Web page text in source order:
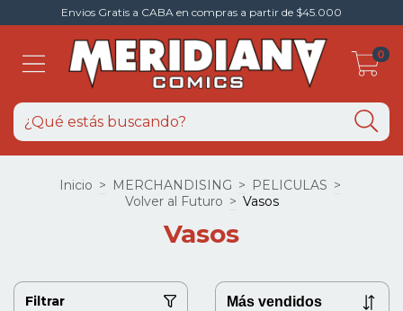
Envios Gratis a CABA en compras a partir de $45.000
0
Inicio > MERCHANDISING > PELICULAS >
Volver al Futuro > Vasos
Vasos
Filtrar